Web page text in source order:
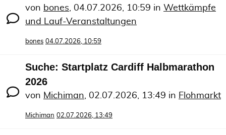
von bones, 04.07.2026, 10:59 in Wettkämpfe
und Lauf-Veranstaltungen
bones 04.07.2026, 10:59
Suche: Startplatz Cardiff Halbmarathon
2026
von Michiman, 02.07.2026, 13:49 in Flohmarkt
Michiman 02.07.2026, 13:49